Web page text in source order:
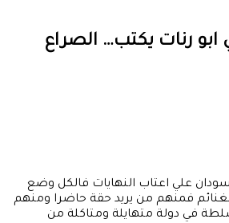
ابو رنات يكتب… الصراع
علي اعتاب النهايات فالكل وضع
فمنهم من يريد حقة حاضرا ومنهم
في دولة متهايلة ومتاكلة من